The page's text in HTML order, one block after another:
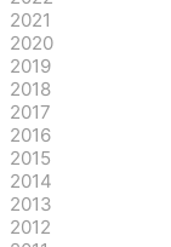
2021
2020
2019
2018
2017
2016
2015
2014
2013
2012